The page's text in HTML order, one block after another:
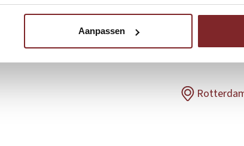
Aanpassen